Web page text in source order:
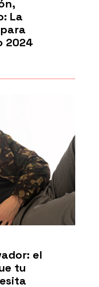
La
2024
el
tu